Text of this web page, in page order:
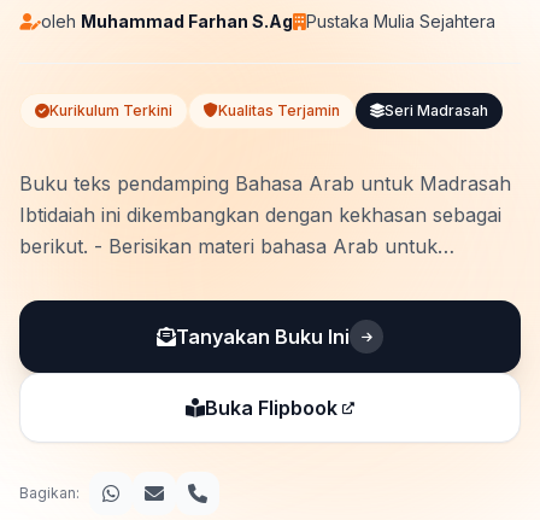
oleh Muhammad Farhan S.Ag Pustaka Mulia Sejahtera
Kurikulum Terkini Kualitas Terjamin Seri Madrasah
Buku teks pendamping Bahasa Arab untuk Madrasah
Ibtidaiah ini dikembangkan dengan kekhasan sebagai
berikut. - Berisikan materi bahasa Arab untuk
Direktur Jenderal Pendidikan Islam Nomor 9441
Tahun 2025 tentang Capaian Pembelajaran Pendidikan
Agama Islam …
Tanyakan Buku Ini
Buka Flipbook
Bagikan: